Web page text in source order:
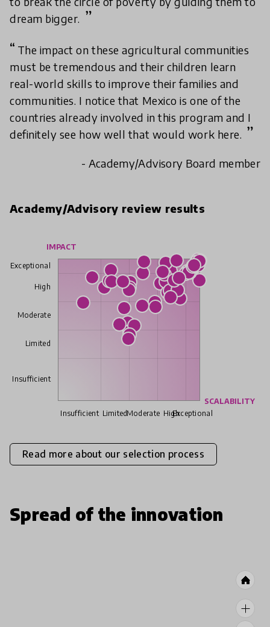
dream bigger.
The impact on these agricultural communities
must be tremendous and their children learn
real-world skills to improve their families and
communities. I notice that Mexico is one of the
countries already involved in this program and I
definitely see how well that would work here.
- Academy/Advisory Board member
Academy/Advisory review results
IMPACT
SCALABILITY
Exceptional
High
Moderate
Limited
Insufficient
Exceptional
High
Moderate
Limited
Insufficient
Read more about our selection process
Spread of the innovation